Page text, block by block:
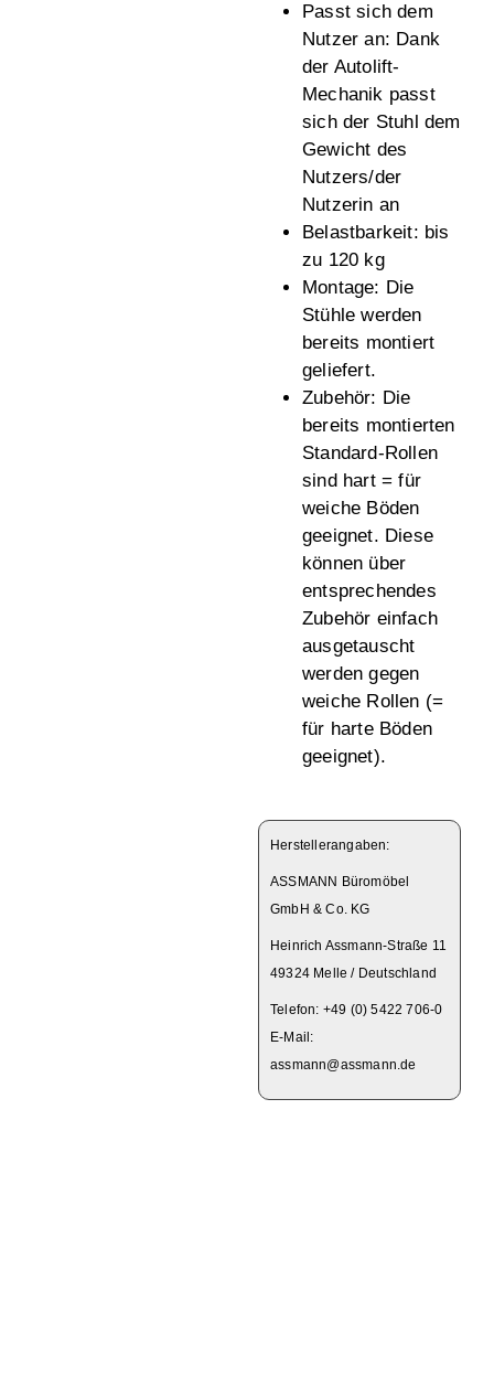
Passt sich dem
Nutzer an: Dank
der Autolift-
Mechanik passt
sich der Stuhl dem
Gewicht des
Nutzers/der
Nutzerin an
Belastbarkeit: bis
zu 120 kg
Montage: Die
Stühle werden
bereits montiert
geliefert.
Zubehör: Die
bereits montierten
Standard-Rollen
sind hart = für
weiche Böden
geeignet. Diese
können über
entsprechendes
Zubehör einfach
ausgetauscht
werden gegen
weiche Rollen (=
für harte Böden
geeignet).
Herstellerangaben:
ASSMANN Büromöbel
GmbH & Co. KG
Heinrich Assmann-Straße 11
49324 Melle / Deutschland
Telefon: +49 (0) 5422 706-0
E-Mail:
assmann@assmann.de